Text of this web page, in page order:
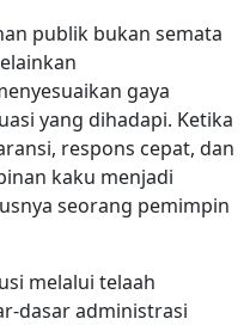
publik bukan semata
gaya
yang dihadapi. Ketika
respons cepat, dan
kaku menjadi
seorang pemimpin
melalui telaah
dasar administrasi